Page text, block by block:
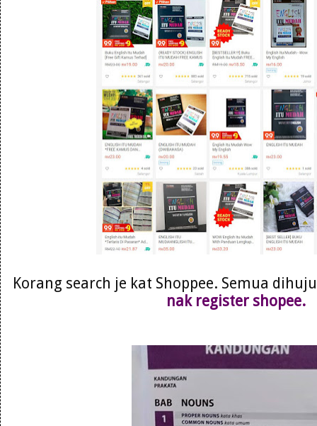
Korang search je kat Shoppee. Semua
nak register shopee.